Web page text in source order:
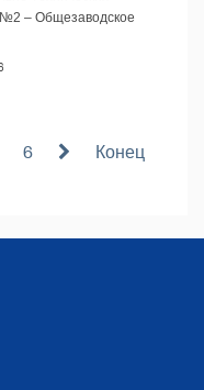
№2 – Общезаводское
6 Конец